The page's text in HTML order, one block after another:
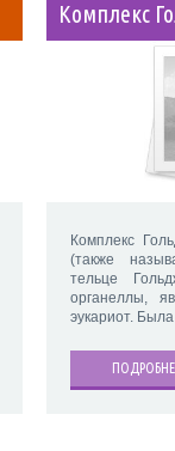
Комплекс
Комплекс
(также
тельце
органеллы,
эукариот.